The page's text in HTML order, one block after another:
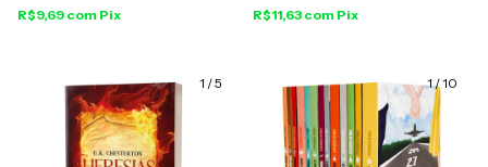
R$9,69 com Pix R$11,63 com Pix
1 /5 1/10